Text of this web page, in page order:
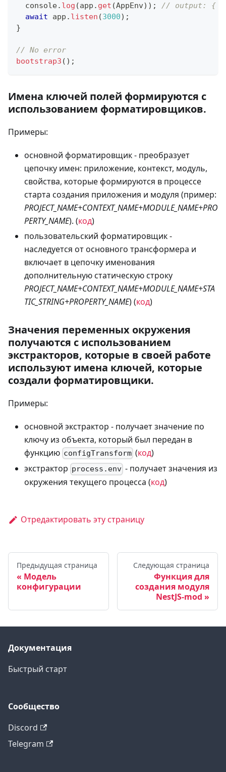
console. log (app . get (AppEnv) ) ;
// output: {
await app . listen (3000) ;
}
// No error
bootstrap3 ( ) ;
Имена ключей полей формируются с
использованием форматировщиков.
Примеры:
основной форматировщик - преобразует
цепочку имен: приложение, контекст, модуль,
свойства, которые формируются в процессе
старта создания приложения и модуля (пример:
PROJECT_NAME+CONTEXT_NAME+MODULE_NAME+PRO
PERTY_NAME). (код)
пользовательский форматировщик -
наследуется от основного трансформера и
включает в цепочку именования
дополнительную статическую строку
PROJECT_NAME+CONTEXT_NAME+MODULE_NAME+STA
TIC_STRING+PROPERTY_NAME) (код)
Значения переменных окружения
получаются с использованием
экстракторов, которые в своей работе
используют имена ключей, которые
создали форматировщики.
Примеры:
основной экстрактор - получает значение по
ключу из объекта, который был передан в
функцию configTransform (код)
экстрактор process.env - получает значения из
окружения текущего процесса (код)
Отредактировать эту страницу
Предыдущая страница
Модель
конфигурации
Следующая страница
Функция для
создания модуля
NestJS-mod
Документация
Быстрый старт
Сообщество
Discord
Telegram